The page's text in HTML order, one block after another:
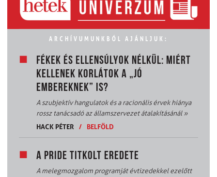
ARCHÍVUMUNKBÓL AJÁNLJUK:
FÉKEK ÉS ELLENSÚLYOK NÉLKÜL: MIÉRT
KELLENEK KORLÁTOK A „JÓ
EMBEREKNEK” IS?
A szubjektív hangulatok és a racionális érvek hiánya
rossz tanácsadó az államszervezet átalakításánál»
HACK PÉTER
/ BELFÖLD
A PRIDE TITKOLT EREDETE
A melegmozgalom programját évtizedekkel ezelőtt